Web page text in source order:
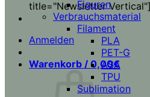
title="Newsletter Vertical"]
Anmelden
Warenkorb / 0,00€
Figuren
Verbrauchsmaterial
Filament
PLA
PET-G
ASA
TPU
Sublimation